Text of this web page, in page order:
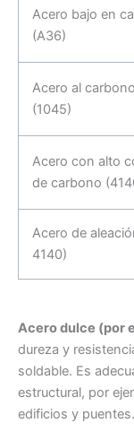
Acero bajo en
(A36)
Acero al
(1045)
Acero con alto
de carbono
Acero de
4140)
Acero dulce (por
dureza y
soldable. Es
estructural, por
edificios y puentes.